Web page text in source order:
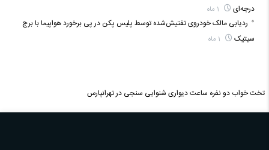
درجه‌ای
ردیابی مالک خودروی تفتیش‌شده توسط پلیس پکن در پی برخورد هواپیما با برج
سیتیک
تخت خواب دو نفره ساعت دیواری شنوایی سنجی در تهرانپارس